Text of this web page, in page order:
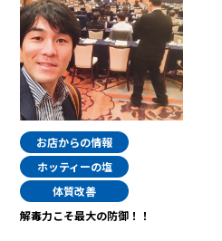
お店からの情報
ホッティーの塩
体質改善
解毒力こそ最大の防御！！